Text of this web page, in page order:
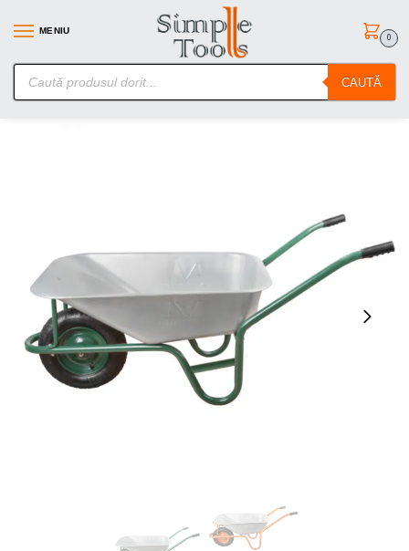
MENIU
CAUTĂ
0
SimpleTools.ro – Gasesti orice – Comanzi simplu
Prima pagină
Utilaje constructii Roabe/Lize si Carucioare ROABA CU ROATA PNEUMATICA SI JANTA METALICA